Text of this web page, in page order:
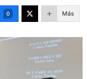
0 Más